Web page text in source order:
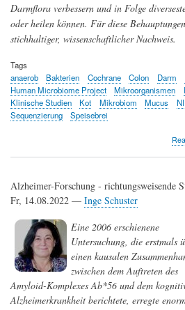
Darmflora verbessern und in Folge
oder heilen können. Für diese
stichhaltiger, wissenschaftlicher Nachweis.
Tags
anaerob
Bakterien Cochrane Colon Darm
Human Microbiome Project
Mikroorganismen
Klinische Studien
Kot Mikrobiom Mucus
Sequenzierung
Speisebrei
Alzheimer-Forschung - richtungsweisende
Fr, 14.08.2022 — Inge Schuster
Eine 2006 erschienene
Untersuchung, die erstmals
einen kausalen
zwischen dem Auftreten des
Amyloid-Komplexes Ab*56 und dem
Alzheimerkrankheit berichtete, erregte